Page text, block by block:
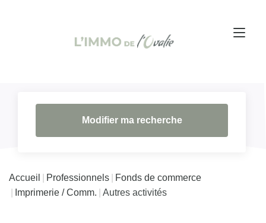
Modifier ma recherche
Accueil Professionnels
Fonds de commerce
Imprimerie / Comm.
Autres activités